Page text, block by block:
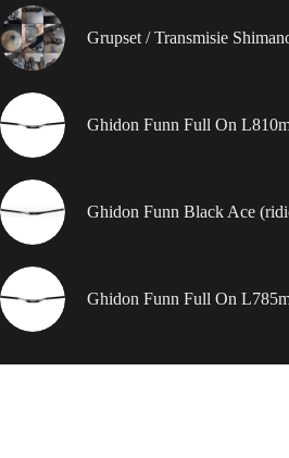
Grupset / Transmisie
Ghidon Funn Full On
Ghidon Funn Black Ace
Ghidon Funn Full On